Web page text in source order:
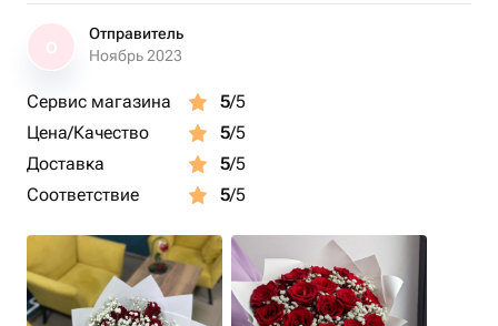
Отправитель
Ноябрь 2023
Сервис магазина 5/5
Цена/Качество
5/5
Доставка
5/5
Соответствие
5/5